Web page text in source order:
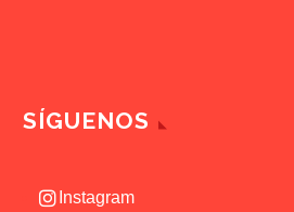
SÍGUENOS
Instagram